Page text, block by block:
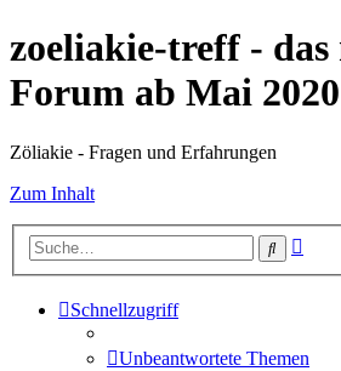
zoeliakie-treff - das
Forum ab Mai 2020
Zöliakie - Fragen und Erfahrungen
Zum Inhalt
Suche
Schnellzugriff
Unbeantwortete Themen